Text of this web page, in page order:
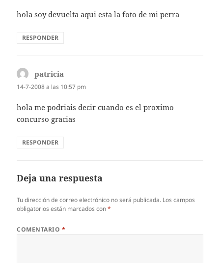
hola soy devuelta aqui esta la foto de mi perra
RESPONDER
patricia
14-7-2008 a las 10:57 pm
hola me podriais decir cuando es el proximo
concurso gracias
RESPONDER
Deja una respuesta
Tu dirección de correo electrónico no será publicada. Los campos
obligatorios están marcados con*
COMENTARIO *